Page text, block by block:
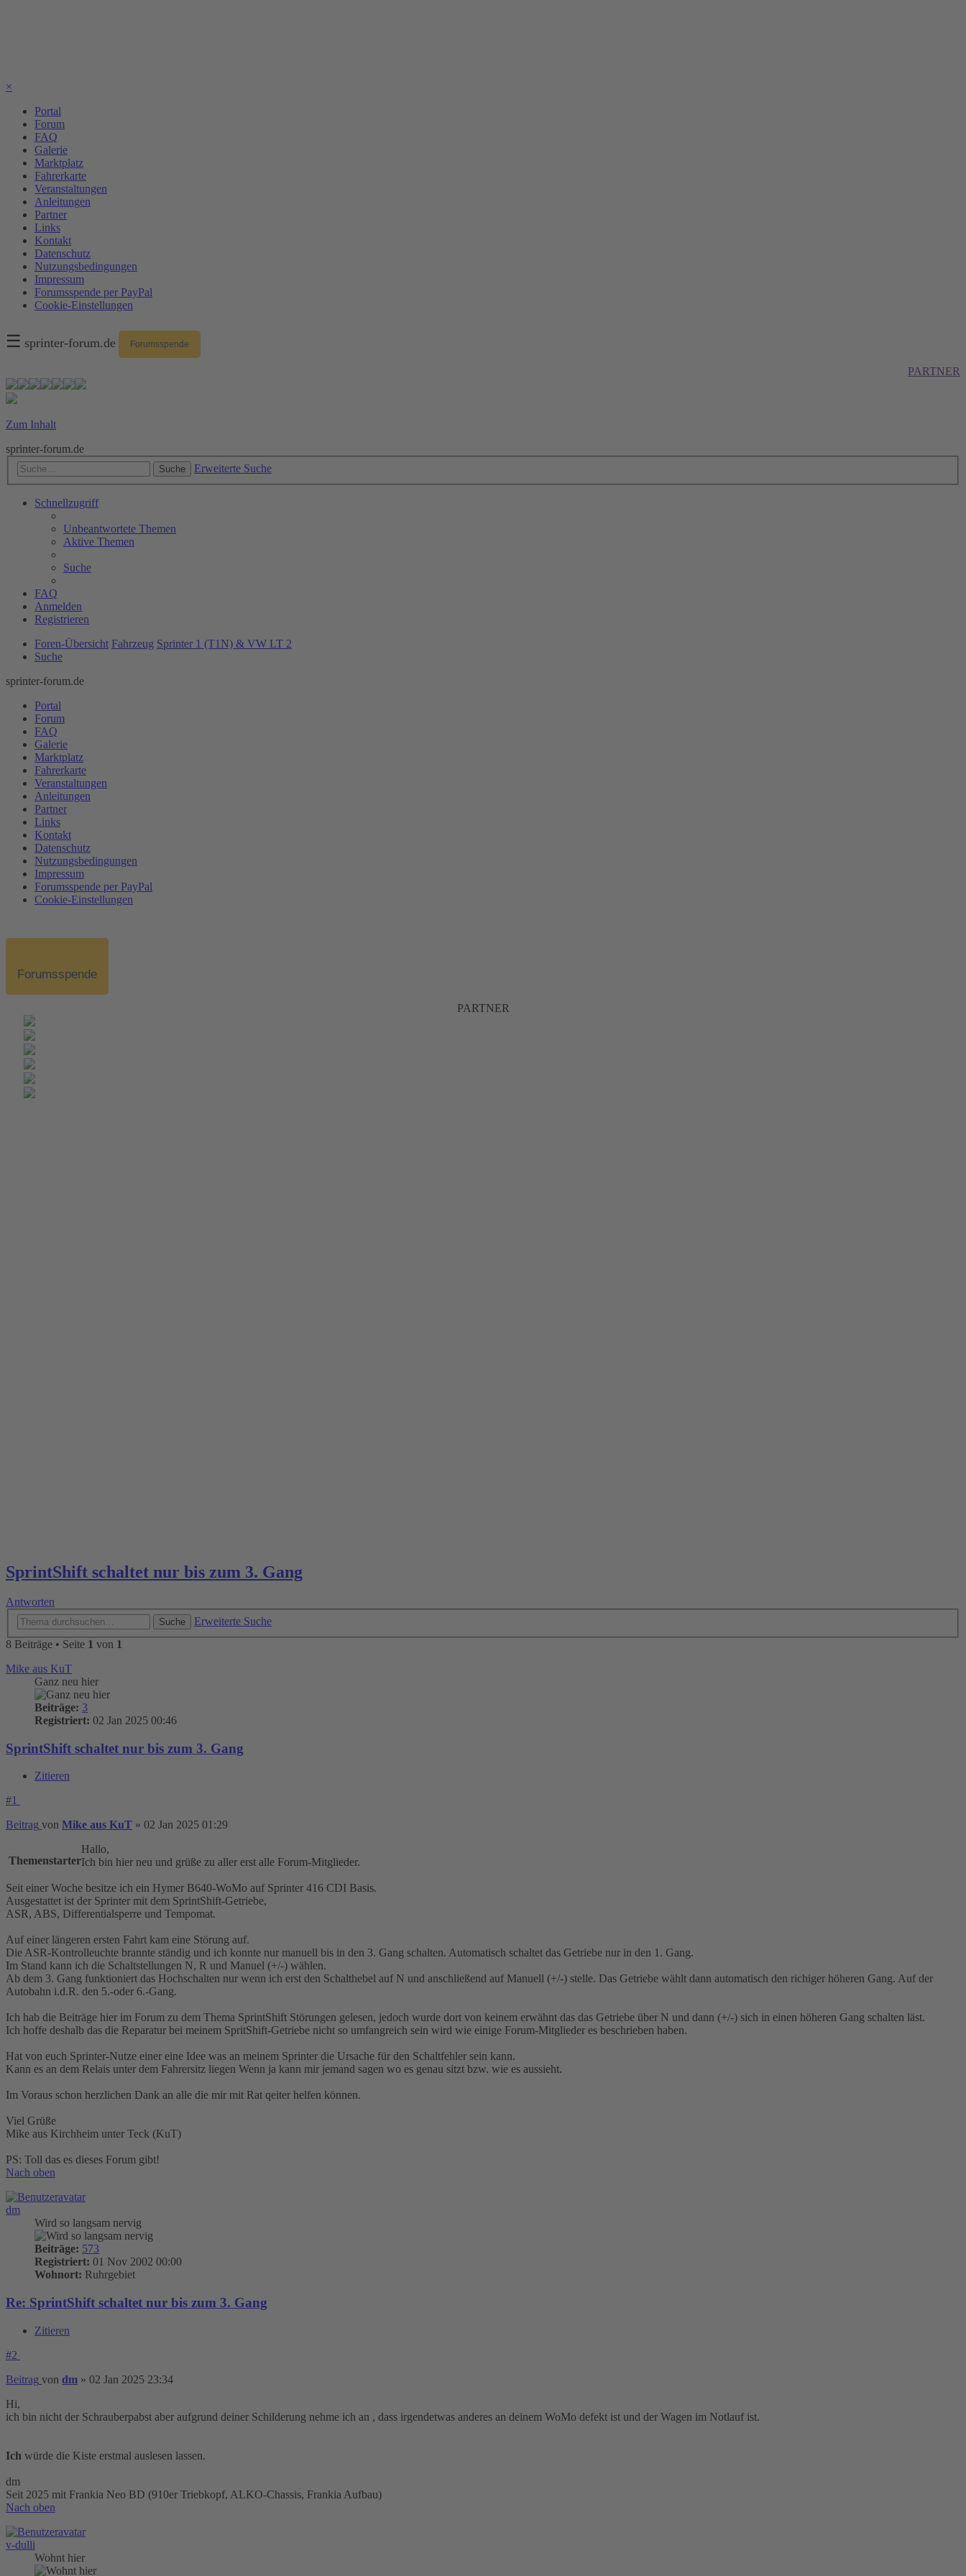
×
Portal
Forum
FAQ
Galerie
Marktplatz
Fahrerkarte
Veranstaltungen
Anleitungen
Partner
Links
Kontakt
Datenschutz
Nutzungsbedingungen
Impressum
Forumsspende per PayPal
Cookie-Einstellungen
☰ sprinter-forum.de Forumsspende
PARTNER
Zum Inhalt
sprinter-forum.de
Suche Erweiterte Suche
Schnellzugriff
Unbeantwortete Themen
Aktive Themen
Suche
FAQ
Anmelden
Registrieren
Foren-Übersicht Fahrzeug Sprinter 1 (T1N) & VW LT 2
Suche
sprinter-forum.de
Portal
Forum
FAQ
Galerie
Marktplatz
Fahrerkarte
Veranstaltungen
Anleitungen
Partner
Links
Kontakt
Datenschutz
Nutzungsbedingungen
Impressum
Forumsspende per PayPal
Cookie-Einstellungen
Forumsspende
PARTNER
SprintShift schaltet nur bis zum 3. Gang
Antworten
Suche
Erweiterte Suche
8 Beiträge • Seite 1 von 1
Mike aus KuT
Ganz neu hier
Beiträge: 3
Registriert: 02 Jan 2025 00:46
SprintShift schaltet nur bis zum 3. Gang
Zitieren
#1
Beitrag von Mike aus KuT » 02 Jan 2025 01:29
Themenstarter
Hallo,
Ich bin hier neu und grüße zu aller erst alle Forum-Mitglieder.
Seit einer Woche besitze ich ein Hymer B640-WoMo auf Sprinter 416 CDI Basis.
Ausgestattet ist der Sprinter mit dem SprintShift-Getriebe,
ASR, ABS, Differentialsperre und Tempomat.
Auf einer längeren ersten Fahrt kam eine Störung auf.
Die ASR-Kontrolleuchte brannte ständig und ich konnte nur manuell bis in den 3. Gang schalten. Automatisch schaltet das Getriebe nur in den 1. Gang.
Im Stand kann ich die Schaltstellungen N, R und Manuel (+/-) wählen.
Ab dem 3. Gang funktioniert das Hochschalten nur wenn ich erst den Schalthebel auf N und anschließend auf Manuell (+/-) stelle. Das Getriebe wählt dann automatisch den richiger höheren Gang. Auf der
Autobahn i.d.R. den 5.-oder 6.-Gang.
Ich hab die Beiträge hier im Forum zu dem Thema SprintShift Störungen gelesen, jedoch wurde dort von keinem erwähnt das das Getriebe über N und dann (+/-) sich in einen höheren Gang schalten läst.
Ich hoffe deshalb das die Reparatur bei meinem SpritShift-Getriebe nicht so umfangreich sein wird wie einige Forum-Mitglieder es beschrieben haben.
Hat von euch Sprinter-Nutze einer eine Idee was an meinem Sprinter die Ursache für den Schaltfehler sein kann.
Kann es an dem Relais unter dem Fahrersitz liegen Wenn ja kann mir jemand sagen wo es genau sitzt bzw. wie es aussieht.
Im Voraus schon herzlichen Dank an alle die mir mit Rat qeiter helfen können.
Viel Grüße
Mike aus Kirchheim unter Teck (KuT)
PS: Toll das es dieses Forum gibt!
Nach oben
dm
Wird so langsam nervig
Beiträge: 573
Registriert: 01 Nov 2002 00:00
Wohnort: Ruhrgebiet
Re: SprintShift schaltet nur bis zum 3. Gang
Zitieren
#2
Beitrag von dm » 02 Jan 2025 23:34
Hi,
ich bin nicht der Schrauberpabst aber aufgrund deiner Schilderung nehme ich an , dass irgendetwas anderes an deinem WoMo defekt ist und der Wagen im Notlauf ist.
Ich würde die Kiste erstmal auslesen lassen.
dm
Seit 2025 mit Frankia Neo BD (910er Triebkopf, ALKO-Chassis, Frankia Aufbau)
Nach oben
v-dulli
Wohnt hier